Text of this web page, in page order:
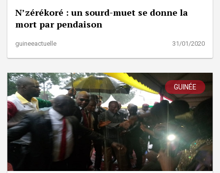
N’zérékoré : un sourd-muet se donne la
mort par pendaison
guineeactuelle 31/01/2020
GUINÉE